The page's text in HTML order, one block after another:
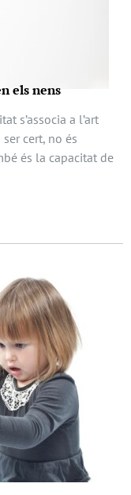
els nens
s’associa a l’art
cert, no és
és la capacitat de